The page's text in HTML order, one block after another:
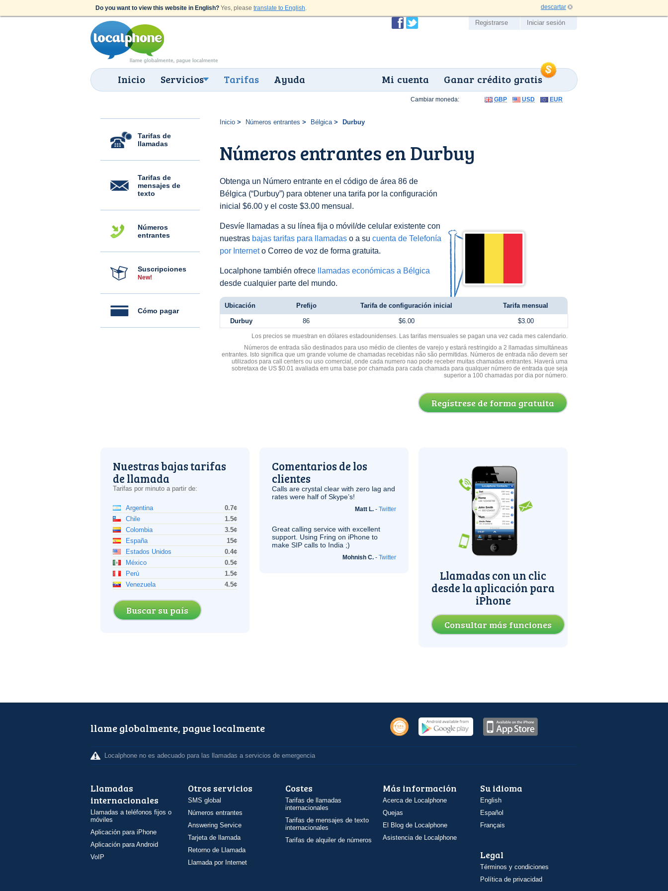
Do you want to view this website in English? Yes, please translate to English. descartar
Inicio Servicios Tarifas Ayuda Ganar crédito gratis
Mi cuenta
Registrarse Iniciar sesión
Tarifas de
llamadas
Tarifas de
mensajes de
texto
Números
entrantes
Suscripciones
New!
Cómo pagar
Inicio Números entrantes Bélgica Durbuy
Números entrantes en Durbuy
Obtenga un Número entrante en el código de área 86 de
Bélgica (“Durbuy”) para obtener una tarifa por la configuración
inicial $6.00 y el coste $3.00 mensual.
Desvíe llamadas a su línea fija o móvil/de celular existente con
nuestras bajas tarifas para llamadas o a su cuenta de Telefonía
por Interneto Correo de voz de forma gratuita.
Localphone también ofrece
llamadas económicas a Bélgica
desde cualquier parte del mundo.
Cambiar moneda: GBP USD EUR
Ubicación Prefijo Tarifa de configuración inicial Tarifa mensual
Durbuy 86 $6.00 $3.00
Los precios se muestran en dólares estadounidenses. Las tarifas mensuales se pagan una vez cada mes calendario.
Números de entrada são destinados para uso médio de clientes de varejo y estará restringido a 2 llamadas simultáneas
entrantes. Isto significa que um grande volume de chamadas recebidas não são permitidas. Números de entrada não devem ser
utilizados para call centers ou uso comercial, onde cada numero nao pode receber muitas chamadas entrantes. Haverá uma
sobretaxa de US $0.01 avaliada em uma base por chamada para cada chamada para qualquer número de entrada que seja
superior a 100 chamadas por dia por número.
Regístrese de forma gratuita
Nuestras bajas tarifas
de llamada
Tarifas por minuto a partir de:
Argentina
0.7¢
Chile
1.5¢
Colombia
3.5¢
España
15¢
Estados Unidos
0.4¢
México
0.5¢
Perú
1.5¢
Venezuela
4.5¢
Buscar su país
Comentarios de los
clientes
Calls are crystal clear with zero lag and
rates were half of Skype’s!
Matt L. - Twitter
Great calling service with excellent
support. Using Fring on iPhone to
make SIP calls to India ;)
Mohnish C. - Twitter
Llamadas con un clic
desde la aplicación para
iPhone
Consultar más funciones
llame globalmente, pague localmente
Localphone no es adecuado para las llamadas a servicios de emergencia
Llamadas
internacionales
Llamadas a teléfonos fijos o
móviles
Aplicación para iPhone
Aplicación para Android
VoIP
Otros servicios
SMS global
Números entrantes
Answering Service
Tarjeta de llamada
Retorno de Llamada
Llamada por Internet
Costes
Tarifas de llamadas
internacionales
Tarifas de mensajes de texto
internacionales
Tarifas de alquiler de números
Más información
Acerca de Localphone
Quejas
El Blog de Localphone
Asistencia de Localphone
Su idioma
English
Español
Français
Legal
Términos y condiciones
Política de privacidad